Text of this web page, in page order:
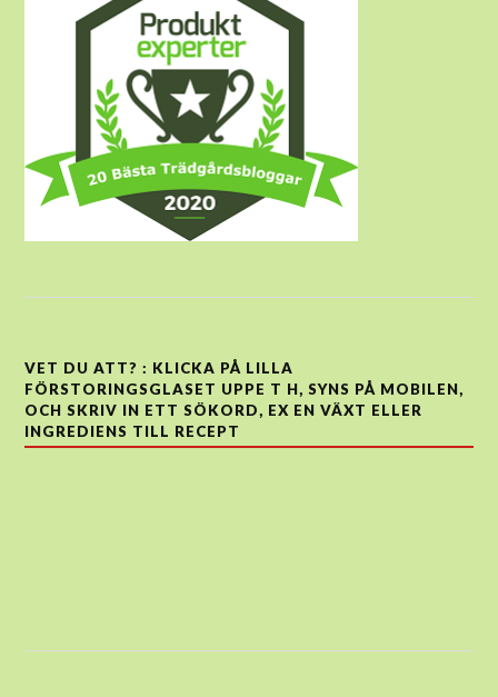
VET DU ATT? : KLICKA PÅ LILLA
FÖRSTORINGSGLASET UPPE T H, SYNS PÅ MOBILEN,
OCH SKRIV IN ETT SÖKORD, EX EN VÄXT ELLER
INGREDIENS TILL RECEPT